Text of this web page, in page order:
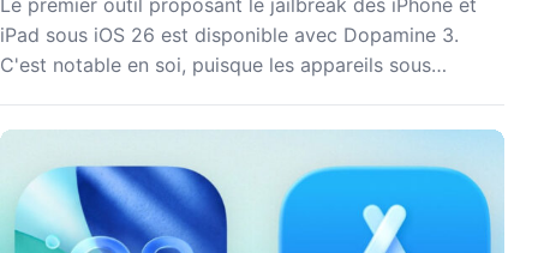
iPad sous iOS 26 est disponible avec Dopamine 3.
C'est notable en soi, puisque les appareils sous…